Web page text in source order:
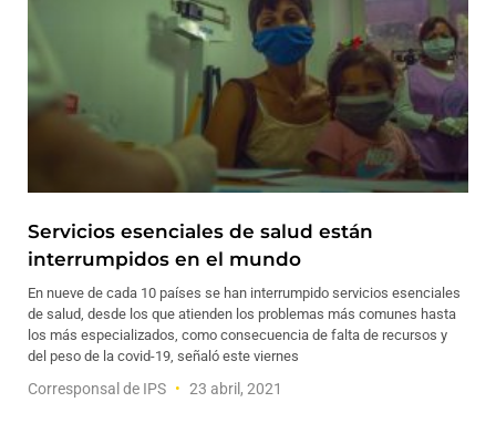
Servicios esenciales de salud están
interrumpidos en el mundo
En nueve de cada 10 países se han interrumpido servicios esenciales
de salud, desde los que atienden los problemas más comunes hasta
los más especializados, como consecuencia de falta de recursos y
del peso de la covid-19, señaló este viernes
Corresponsal de IPS 23 abril, 2021